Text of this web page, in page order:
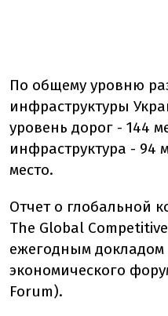
По общему уровню
инфраструктуры
уровень дорог - 144
инфраструктура - 94
место.
Отчет о глобальной
The Global
ежегодным докладом
экономического
Forum).